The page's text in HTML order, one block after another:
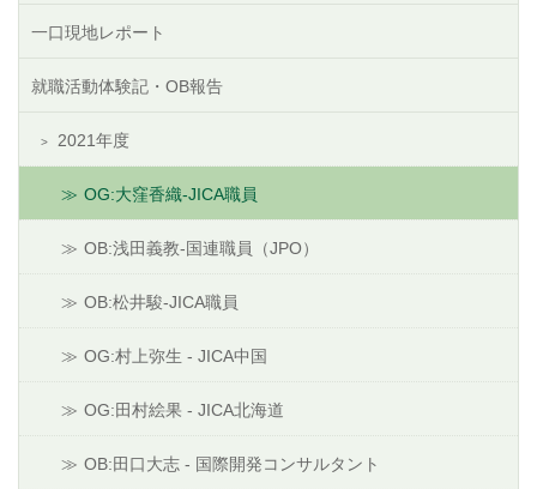
一口現地レポート
就職活動体験記・OB報告
2021年度
OG:大窪香織-JICA職員
OB:浅田義教-国連職員（JPO）
OB:松井駿-JICA職員
OG:村上弥生 - JICA中国
OG:田村絵果 - JICA北海道
OB:田口大志 - 国際開発コンサルタント